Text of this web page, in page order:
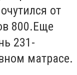
от
800.Еще
231-
матрасе.